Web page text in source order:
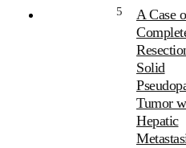
5
A Case
Solid
Tumor
Hepatic